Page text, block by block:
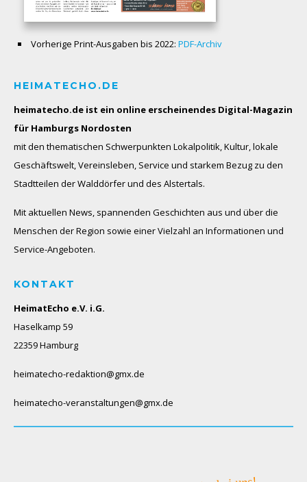
Vorherige Print-Ausgaben bis 2022: PDF-Archiv
HEIMATECHO.DE
heimatecho.de ist ein online erscheinendes Digital-Magazin
für Hamburgs Nordosten
mit den thematischen Schwerpunkten Lokalpolitik, Kultur, lokale
Geschäftswelt, Vereinsleben, Service und starkem Bezug zu den
Stadtteilen der Walddörfer und des Alstertals.
Mit aktuellen News, spannenden Geschichten aus und über die
Menschen der Region sowie einer Vielzahl an Informationen und
Service-Angeboten.
KONTAKT
HeimatEcho e.V. i.G.
Haselkamp 59
22359 Hamburg
heimatecho-redaktion@gmx.de
heimatecho-veranstaltungen@gmx.de